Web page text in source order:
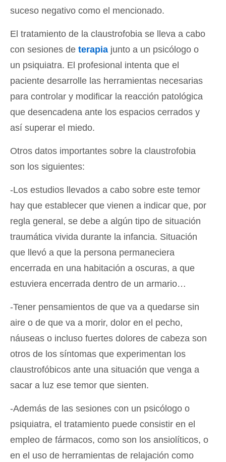
suceso negativo como el mencionado.
El tratamiento de la claustrofobia se lleva a cabo
con sesiones de terapia junto a un psicólogo o
un psiquiatra. El profesional intenta que el
paciente desarrolle las herramientas necesarias
para controlar y modificar la reacción patológica
que desencadena ante los espacios cerrados y
así superar el miedo.
Otros datos importantes sobre la claustrofobia
son los siguientes:
-Los estudios llevados a cabo sobre este temor
hay que establecer que vienen a indicar que, por
regla general, se debe a algún tipo de situación
traumática vivida durante la infancia. Situación
que llevó a que la persona permaneciera
encerrada en una habitación a oscuras, a que
estuviera encerrada dentro de un armario…
-Tener pensamientos de que va a quedarse sin
aire o de que va a morir, dolor en el pecho,
náuseas o incluso fuertes dolores de cabeza son
otros de los síntomas que experimentan los
claustrofóbicos ante una situación que venga a
sacar a luz ese temor que sienten.
-Además de las sesiones con un psicólogo o
psiquiatra, el tratamiento puede consistir en el
empleo de fármacos, como son los ansiolíticos, o
en el uso de herramientas de relajación como